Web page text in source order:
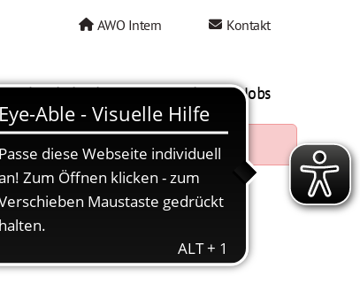
AWO Intern Kontakt
als Arbeitgeber Mein AWO Jobs